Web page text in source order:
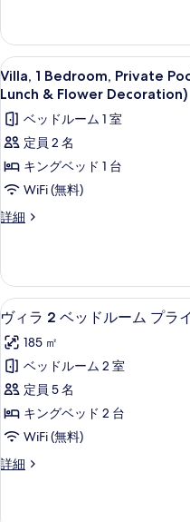
Flower
Decoration)
の
す
べ
て
の
写
真
示
す
る
Tub
(1-
time
Romantic
Lunch
&
Flower
Decoration)
の
細
Villa,
1
Bedroom,
Private
Pool
(1-
time
Romantic
&
Flower
Decoration)
の
す
べ
て
の
写
8
Villa, 1 Bedroom, Private
Lunch & Flower Decoration)
ベッドルーム 1 室
定員 2 名
キングベッド 1 台
WiFi (無料)
詳細
Villa,
Pool
(1-
time
Romantic
Dinner,
Lunch
&
Flower
Decoration)
の
詳
細
ヴ
ィ
ラ
2
ベ
ッ
ド
ル
14
ヴィラ 2 ベッドルーム プラ
185 ㎡
ベッドルーム 2 室
定員 5 名
キングベッド 2 台
WiFi (無料)
詳細
ヴ